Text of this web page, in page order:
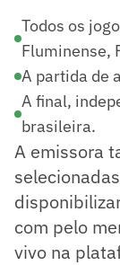
Todos os
Fluminense,
A partida de
A final,
brasileira.
A emissora
com pelo
vivo na